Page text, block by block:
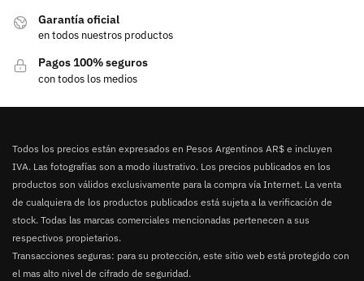
Garantía oficial
en todos nuestros productos
Pagos 100% seguros
con todos los medios
Todos los precios están expresados en Pesos Argentinos AR$ e incluyen
IVA. Las fotografías son a modo ilustrativo. Los precios publicados en los
productos son válidos exclusivamente para la compra vía Internet. La venta
de cualquiera de los productos publicados está sujeta a la verificación de
stock. Todas las marcas comerciales mencionadas pertenecen a sus
respectivos propietarios.
Transacciones seguras: para su protección, este sitio web está protegido con
el mas alto nivel de cifrado de seguridad.